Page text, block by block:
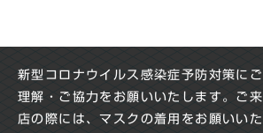
新型コロナウイルス感染症予防対策にご
理解・ご協力をお願いいたします。 ご来
店の際には、マスクの着用をお願いいた